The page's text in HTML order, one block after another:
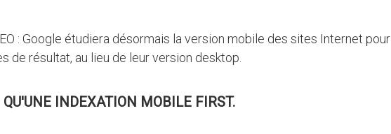
: Google étudiera désormais la version mobile des sites Internet pour
de résultat, au lieu de leur version desktop.
QU'UNE INDEXATION MOBILE FIRST.